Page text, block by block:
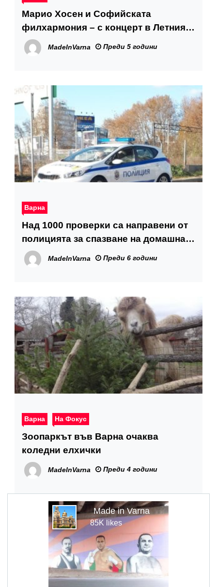
Марио Хосен и Софийската
филхармония – с концерт в Летния
театър
MadeInVarna Преди 5 години
Варна
Над 1000 проверки са направени от
полицията за спазване на домашна
карантина
MadeInVarna Преди 6 години
Варна На Фокус
Зоопаркът във Варна очаква
коледни елхички
MadeInVarna Преди 4 години
Made in Varna
85K likes